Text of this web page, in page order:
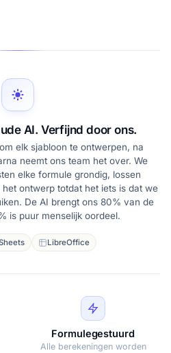
AI. Verfijnd door ons.
elk sjabloon te ontwerpen, na
neemt ons team het over. We
elke formule grondig, lossen
ontwerp totdat het iets is dat we
De AI brengt ons 80% van de
is puur menselijk oordeel.
LibreOffice
Formulegestuurd
Alle berekeningen worden